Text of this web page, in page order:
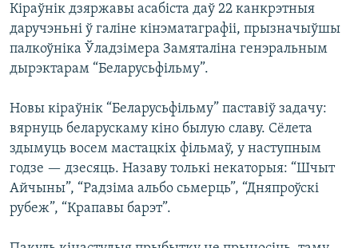
Кіраўнік дзяржавы асабіста даў 22 канкрэтныя
даручэньні ў галіне кінэматаграфіі, прызначыўшы
палкоўніка Ўладзімера Замяталіна генэральным
дырэктарам “Беларусьфільму”.
Новы кіраўнік “Беларусьфільму” паставіў задачу:
вярнуць беларускаму кіно былую славу. Сёлета
здымуць восем мастацкіх фільмаў, у наступным
годзе — дзесяць. Назаву толькі некаторыя: “Шчыт
Айчыны”, “Радзіма альбо сьмерць”, “Дняпроўскі
рубеж”, “Крапавы барэт”.